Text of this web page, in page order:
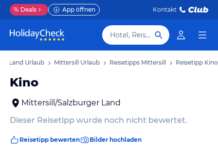
% Deals App öffnen Kontakt
Hotel, Reiseziel
Land Urlaub Mittersill Urlaub Reisetipps Mittersill Reisetipp Kino
Kino
Mittersill/Salzburger Land
Dieser Reisetipp wurde noch nicht bewertet.
Reisetipp bewerten Bilder hochladen